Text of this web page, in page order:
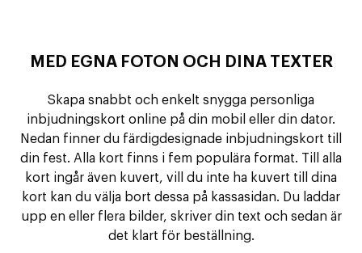
MED EGNA FOTON OCH DINA TEXTER
Skapa snabbt och enkelt snygga personliga
inbjudningskort online på din mobil eller din dator.
Nedan finner du färdigdesignade inbjudningskort till
din fest. Alla kort finns i fem populära format. Till alla
kort ingår även kuvert, vill du inte ha kuvert till dina
kort kan du välja bort dessa på kassasidan. Du laddar
upp en eller flera bilder, skriver din text och sedan är
det klart för beställning.